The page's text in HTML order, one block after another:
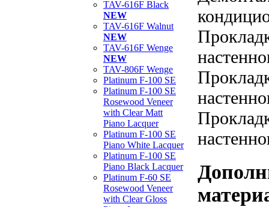
TAV-616F Black
NEW
TAV-616F Walnut
NEW
TAV-616F Wenge
NEW
TAV-806F Wenge
Platinum F-100 SE
Platinum F-100 SE
Rosewood Veneer
with Clear Matt
Piano Lacquer
Platinum F-100 SE
Piano White Lacquer
Platinum F-100 SE
Piano Black Lacquer
Platinum F-60 SE
Rosewood Veneer
with Clear Gloss